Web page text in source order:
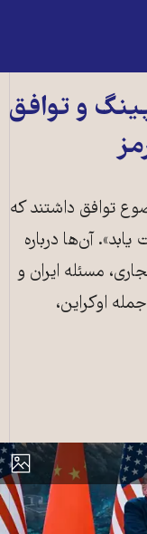
و توافق
توافق داشتند که
آن‌ها درباره
مسئله ایران و
اوکراین،
آمریکا در تالار بزرگ